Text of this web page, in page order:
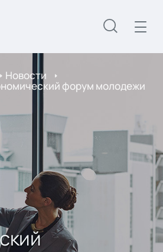
Новости
форум молодежи